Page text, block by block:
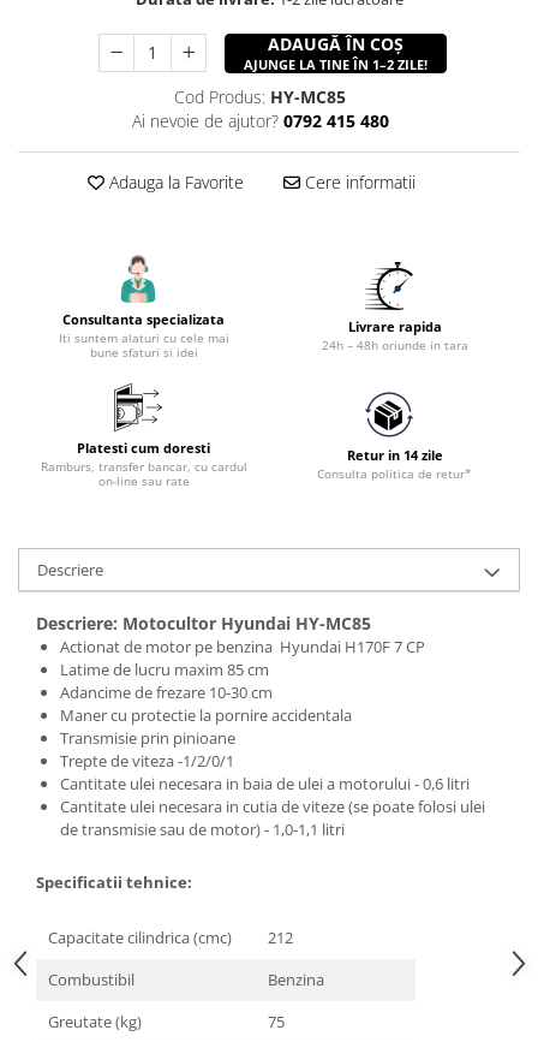
Accesorii utilaje constructii
Pompe de beton
ADAUGĂ ÎN COȘ
AJUNGE LA TINE ÎN 1–2 ZILE!
Cod Produs: HY-MC85
Ai nevoie de ajutor? 0792 415 480
Adauga la Favorite Cere informatii
Consultanta specializata
Iti suntem alaturi cu cele mai
bune sfaturi si idei
Livrare rapida
24h – 48h oriunde in tara
Platesti cum doresti
Ramburs, transfer bancar, cu cardul
on-line sau rate
Retur in 14 zile
Consulta politica de retur*
Descriere
Descriere: Motocultor Hyundai HY-MC85
Actionat de motor pe benzina Hyundai H170F 7 CP
Latime de lucru maxim 85 cm
Adancime de frezare 10-30 cm
Maner cu protectie la pornire accidentala
Transmisie prin pinioane
Trepte de viteza -1/2/0/1
Cantitate ulei necesara in baia de ulei a motorului - 0,6 litri
Cantitate ulei necesara in cutia de viteze (se poate folosi ulei
de transmisie sau de motor) - 1,0-1,1 litri
Specificatii tehnice:
Capacitate cilindrica (cmc)
212
Combustibil
Benzina
Greutate (kg)
75